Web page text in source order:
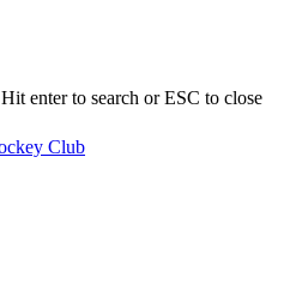
Hit enter to search or ESC to close